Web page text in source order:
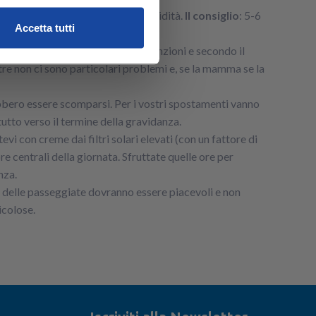
Accetta tutti
ma anche il livello di umidità. Il consiglio: 5-6
, pur con le dovute attenzioni e secondo il
non ci sono particolari problemi e, se la mamma se la
essere scomparsi. Per i vostri spostamenti vanno
verso il termine della gravidanza.
con creme dai filtri solari elevati (con un fattore di
centrali della giornata. Sfruttate quelle ore per
delle passeggiate dovranno essere piacevoli e non